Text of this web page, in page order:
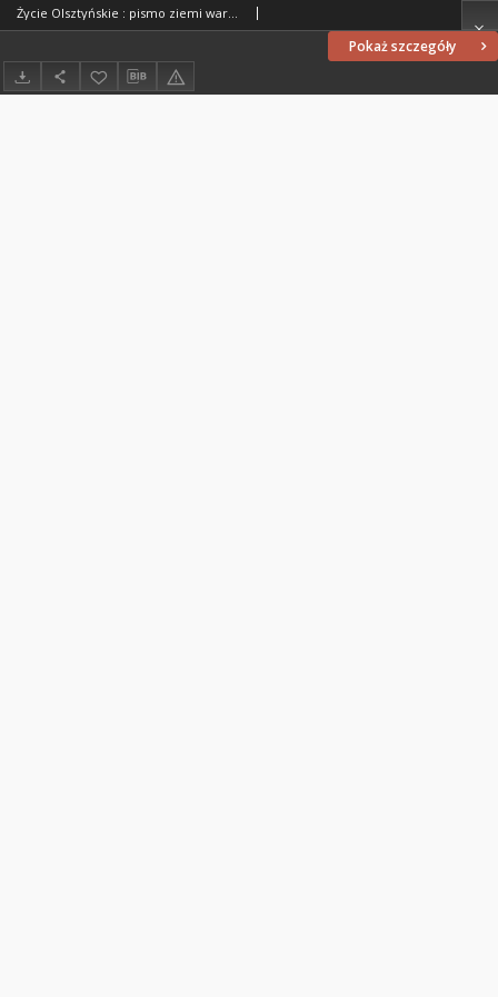
Pokaż szczegóły
Życie Olsztyńskie : pismo ziemi warmińsko-mazurskiej, 1952, nr 61